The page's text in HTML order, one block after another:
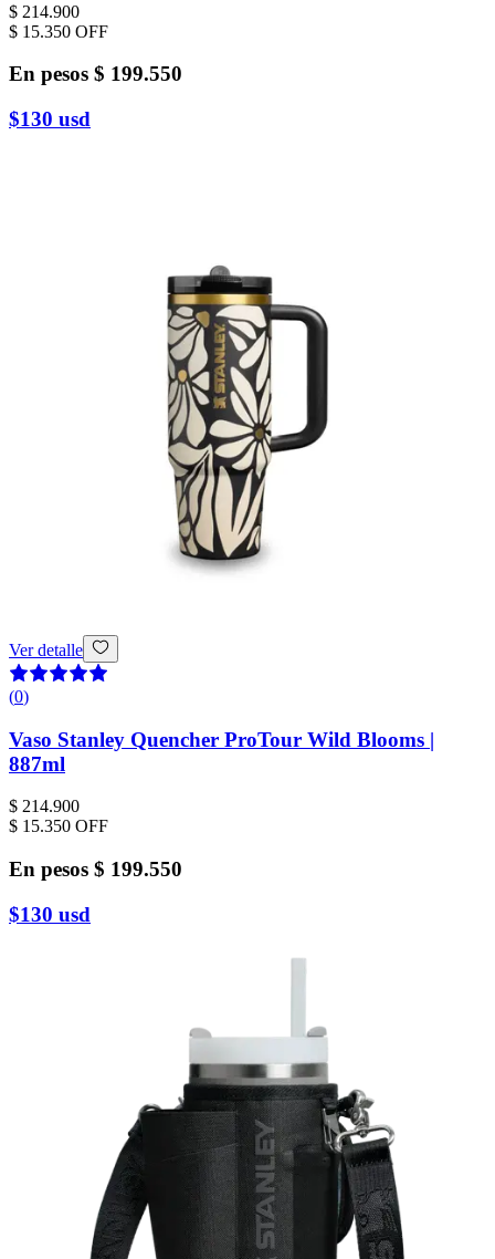
$ 214.900
$ 15.350 OFF
En pesos $ 199.550
$130 usd
Ver detalle
(0)
Vaso Stanley Quencher ProTour Wild Blooms |
887ml
$ 214.900
$ 15.350 OFF
En pesos $ 199.550
$130 usd